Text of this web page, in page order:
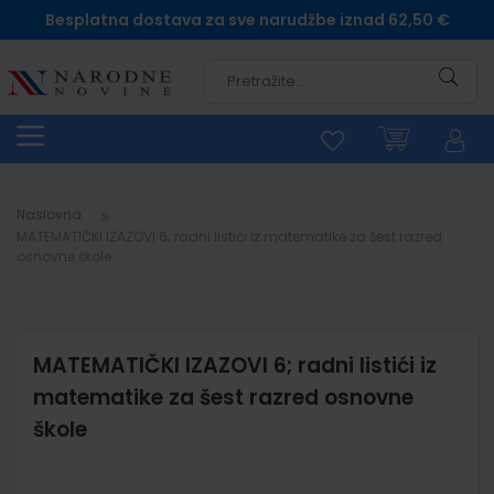
Besplatna dostava za sve narudžbe iznad 62,50 €
Naslovna
MATEMATIČKI IZAZOVI 6; radni listići iz
matematike za šest razred osnovne
škole